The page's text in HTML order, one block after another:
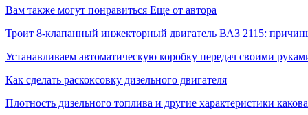
Вам также могут понравиться Еще от автора
Троит 8-клапанный инжекторный двигатель ВАЗ 2115:
Устанавливаем автоматическую коробку передач своими
Как сделать раскоксовку дизельного двигателя
Плотность дизельного топлива и другие характеристики